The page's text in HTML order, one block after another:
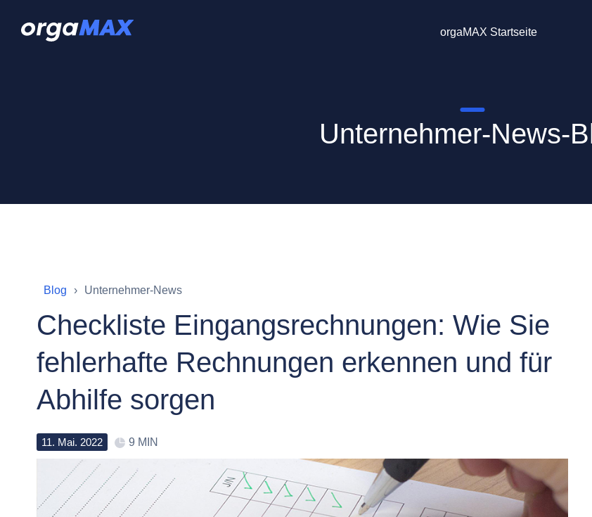
orgaMAX Startseite
Unternehmer-News-
Blog Unternehmer-News
Checkliste Eingangsrechnungen: Wie Sie
fehlerhafte Rechnungen erkennen und für
Abhilfe sorgen
11. Mai. 2022 9 MIN